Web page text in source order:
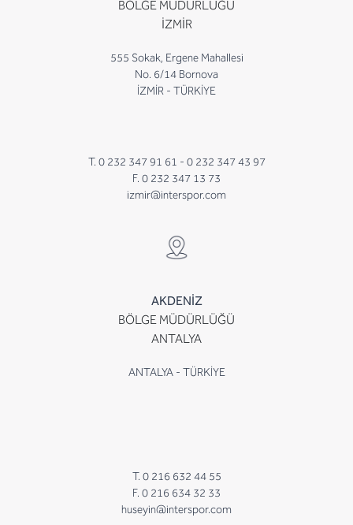
BÖLGE MÜDÜRLÜĞÜ
İZMİR
555 Sokak, Ergene Mahallesi
No. 6/14 Bornova
İZMİR - TÜRKİYE
T. 0 232 347 91 61 - 0 232 347 43 97
F. 0 232 347 13 73
izmir@interspor.com
AKDENİZ
BÖLGE MÜDÜRLÜĞÜ
ANTALYA
ANTALYA - TÜRKİYE
T. 0 216 632 44 55
F. 0 216 634 32 33
huseyin@interspor.com